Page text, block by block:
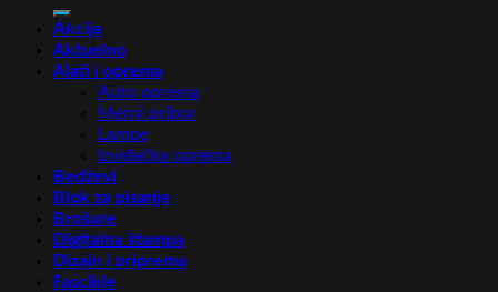
Akcija
Aktuelno
Alati i oprema
Auto oprema
Merni pribor
Lampe
Izviđačka oprema
Bedževi
Blok za pisanje
Brošure
Digitalna štampa
Dizajn i priprema
Fascikle